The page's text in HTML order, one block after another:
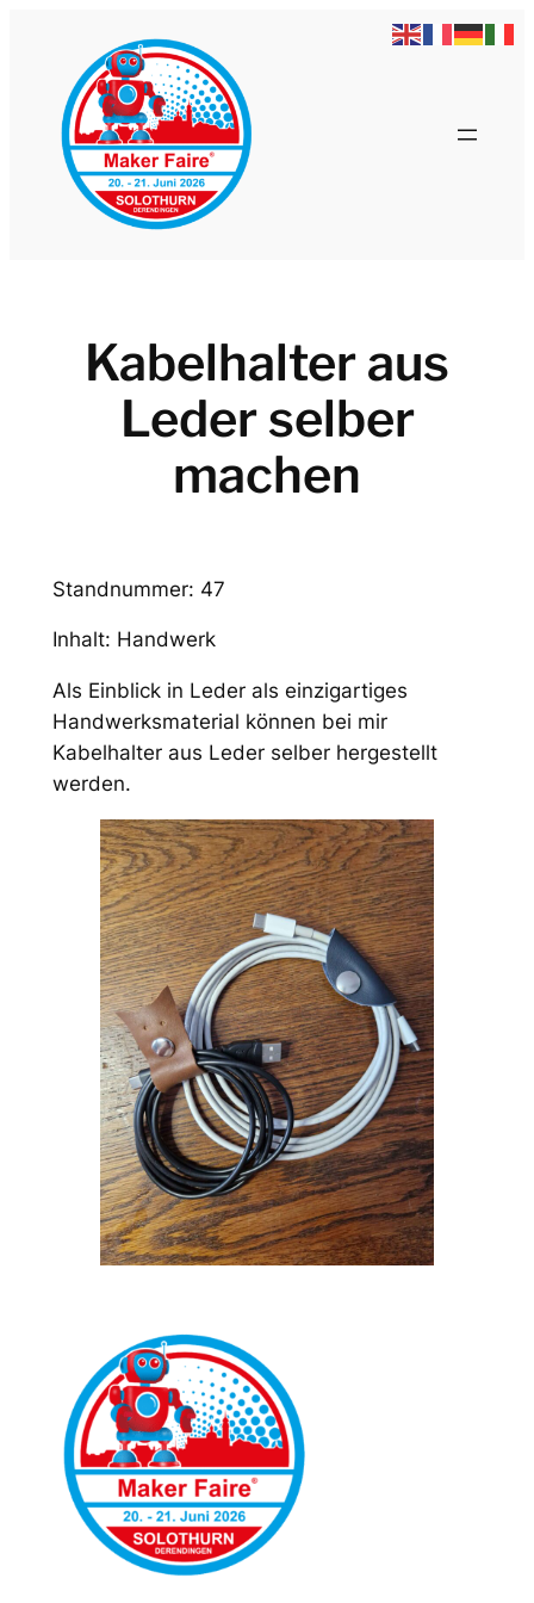
springen
Kabelhalter aus
Leder selber
machen
Standnummer: 47
Inhalt: Handwerk
Als Einblick in Leder als einzigartiges
Handwerksmaterial können bei mir
Kabelhalter aus Leder selber hergestellt
werden.